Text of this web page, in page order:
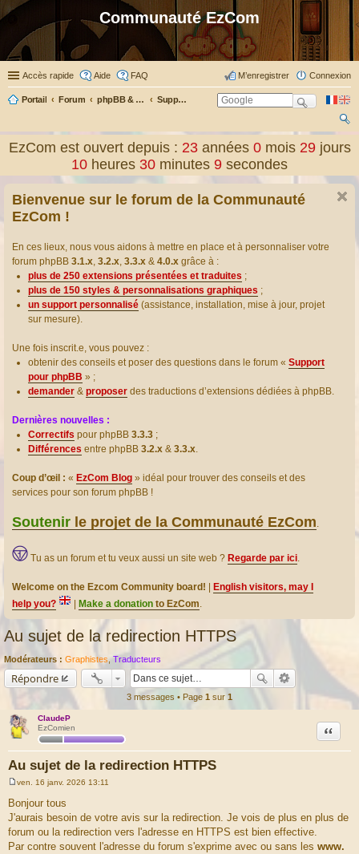
Communauté EzCom
Accès rapide Aide FAQ Connexion
M’enregistrer
Portail Forum phpBB & Co Support pour phpBB
ch
er
EzCom est ouvert depuis : 23 années0 mois29 jours
10 heures 30 minutes 9 secondes
Bienvenue sur le forum de la Communauté
EzCom !
En ces lieux, nous vous aidons à mettre en place et à personnaliser votre
forum phpBB 3.1.x, 3.2.x, 3.3.x & 4.0.x grâce à :
plus de 250 extensions présentées et traduites ;
plus de 150 styles & personnalisations graphiques ;
un support personnalisé (assistance, installation, mise à jour, projet
sur mesure).
Une fois inscrit.e, vous pouvez :
obtenir des conseils et poser des questions dans le forum « Support
pour phpBB » ;
demander & proposer des traductions d’extensions dédiées à phpBB.
Dernières nouvelles :
Correctifs pour phpBB 3.3.3 ;
Différences entre phpBB 3.2.x & 3.3.x.
Coup d’œil : « EzCom Blog » idéal pour trouver des conseils et des
services pour son forum phpBB !
Soutenir le projet de la Communauté EzCom.
Tu as un forum et tu veux aussi un site web ? Regarde par ici.
Welcome on the Ezcom Community board!
English visitors, may I
help you?
Make a donation to EzCom.
Au sujet de la redirection HTTPS
Modérateurs : Graphistes,Traducteurs
Répondre
3 messages • Page 1 sur 1
ClaudeP
EzComien
Au sujet de la redirection HTTPS
Citation
s
s
g
e
ven. 16 janv. 2026 13:11
Bonjour tous
J'aurais besoin de votre avis sur la redirection. Je vois de plus en plus de
forum ou la redirection vers l'adresse en HTTPS est bien effective.
Par contre souvent l'adresse du forum s'exprime avec ou sans les www.